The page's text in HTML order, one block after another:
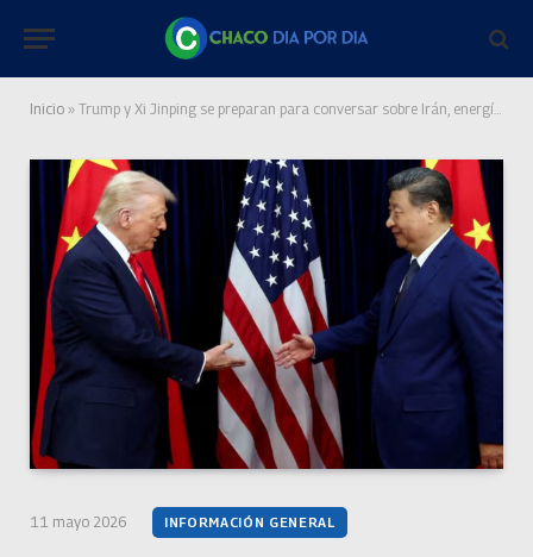
Inicio » Trump y Xi Jinping se preparan para conversar sobre Irán, energía nuclear, comercio e inteligencia artificial
11 mayo 2026 INFORMACIÓN GENERAL